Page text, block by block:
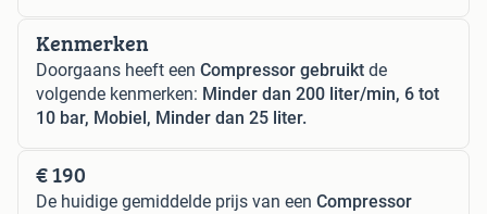
Kenmerken
Doorgaans heeft een Compressor gebruikt de
volgende kenmerken: Minder dan 200 liter/min, 6 tot
10 bar, Mobiel, Minder dan 25 liter.
€ 190
De huidige gemiddelde prijs van een Compressor